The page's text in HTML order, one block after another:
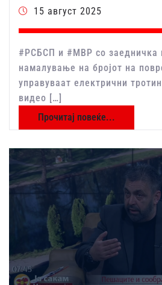
15 август 2025
#РСБСП и #МВР со заедничка
намалување на бројот на
управуваат електрични
видео […]
Прочитај повеќе...